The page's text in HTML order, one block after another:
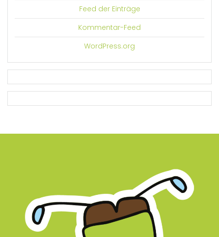
Feed der Einträge
Kommentar-Feed
WordPress.org